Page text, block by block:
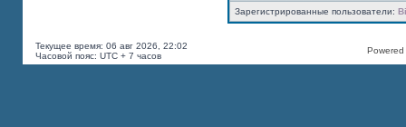
Зарегистрированные пользователи:
Текущее время: 06 авг 2026, 22:02
Часовой пояс: UTC + 7 часов